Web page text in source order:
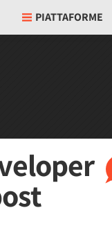
PIATTAFORME